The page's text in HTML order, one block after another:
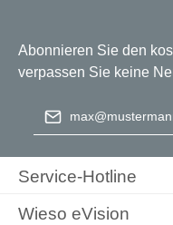
Abonnieren Sie den
verpassen Sie keine
E-Mail-Adresse*
einverstanden.
Service-Hotline
Wieso eVision